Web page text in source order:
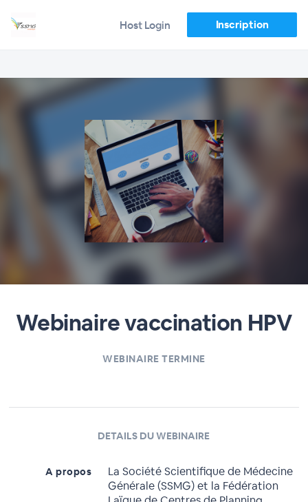
Host Login Inscription
Webinaire vaccination HPV
WEBINAIRE TERMINE
DETAILS DU WEBINAIRE
A propos
La Société Scientifique de Médecine
Générale (SSMG) et la Fédération